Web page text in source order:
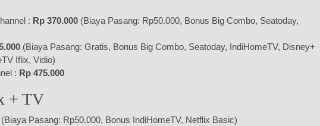
: Rp 370.000 (Biaya Pasang: Rp50.000, Bonus Big Combo, Seatoday,
(Biaya Pasang: Gratis, Bonus Big Combo, Seatoday, IndiHomeTV, Disney+
Iflix, Vidio)
: Rp 475.000
+ TV
(Biaya Pasang: Rp50.000, Bonus IndiHomeTV, Netflix Basic)